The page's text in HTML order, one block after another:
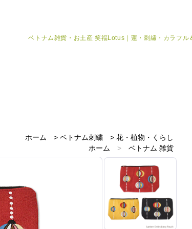
ベトナム雑貨・お土産 笑福Lotus｜蓮・刺繍・カラフ
ホーム > ベトナム刺繍 > 花・植物・くらし
ホーム
>
ベトナム 雑貨
ホーム
>
ベトナムのお土産雑貨
赤・レッド 雑貨
黄・イエロー 雑貨
緑・グリーン 雑貨
ホーム
>
紫・パープル
>
茶・ブラウン 雑貨